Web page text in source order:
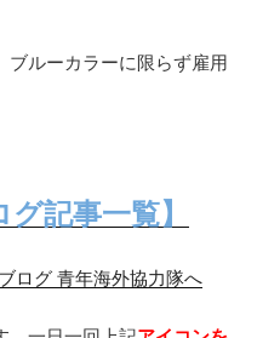
ブルーカラーに限らず雇用
記事一覧】